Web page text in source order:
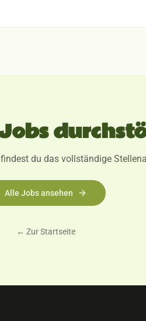
du das vollständige
Alle Jobs ansehen
← Zur Startseite